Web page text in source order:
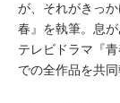
が、それがきっ
春』を執筆。息が
テレビドラマ『
での全作品を共